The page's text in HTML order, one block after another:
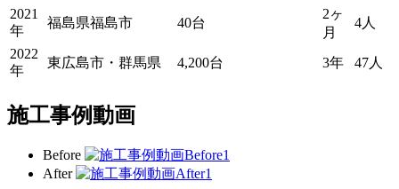
2021
年
福島県福島市 40台
2ヶ
月
4人
2022
年
東広島市・群馬県 4,200台 3年 47人
施工事例動画
Before
After